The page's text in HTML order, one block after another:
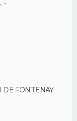
-
DE FONTENAY